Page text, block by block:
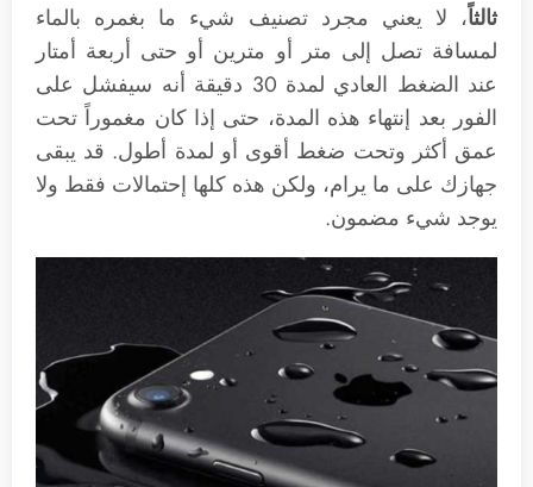
ثالثاً، لا يعني مجرد تصنيف شيء ما بغمره بالماء
لمسافة تصل إلى متر أو مترين أو حتى أربعة أمتار
عند الضغط العادي لمدة 30 دقيقة أنه سيفشل على
الفور بعد إنتهاء هذه المدة، حتى إذا كان مغموراً تحت
عمق أكثر وتحت ضغط أقوى أو لمدة أطول. قد يبقى
جهازك على ما يرام، ولكن هذه كلها إحتمالات فقط ولا
يوجد شيء مضمون.